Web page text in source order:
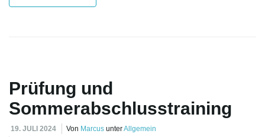
Prüfung und
Sommerabschlusstraining
19. JULI 2024 Von Marcus unterAllgemein